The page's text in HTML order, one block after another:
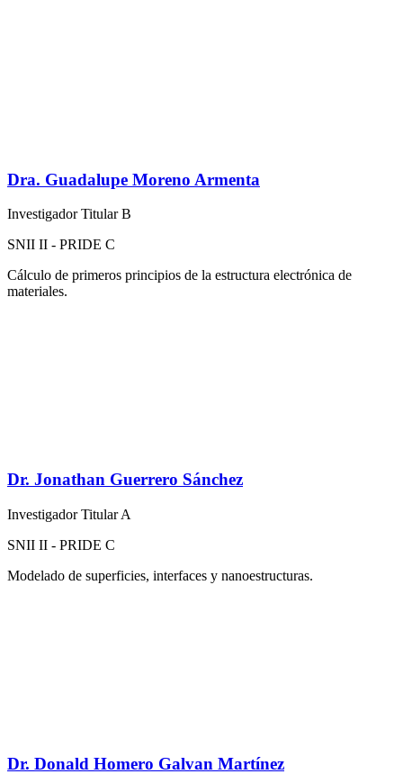
Dra. Guadalupe Moreno Armenta
Investigador Titular B
SNII II - PRIDE C
Cálculo de primeros principios de la estructura electrónica de
materiales.
Dr. Jonathan Guerrero Sánchez
Investigador Titular A
SNII II - PRIDE C
Modelado de superficies, interfaces y nanoestructuras.
Dr. Donald Homero Galvan Martínez